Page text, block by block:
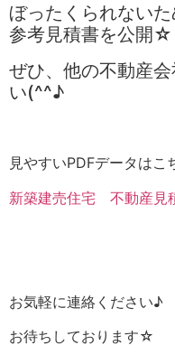
ぼったくられない
参考見積書を公開☆
ぜひ、他の不動産
い(^^♪
見やすいPDFデータはこ
新築建売住宅 不動産見
お気軽に連絡ください♪
お待ちしております☆